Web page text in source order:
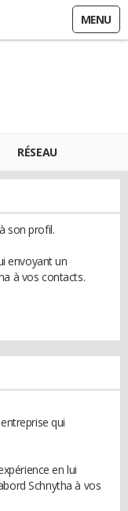
MENU
RÉSEAU
son profil.
envoyant un
à vos contacts.
qui
en lui
Schnytha à vos